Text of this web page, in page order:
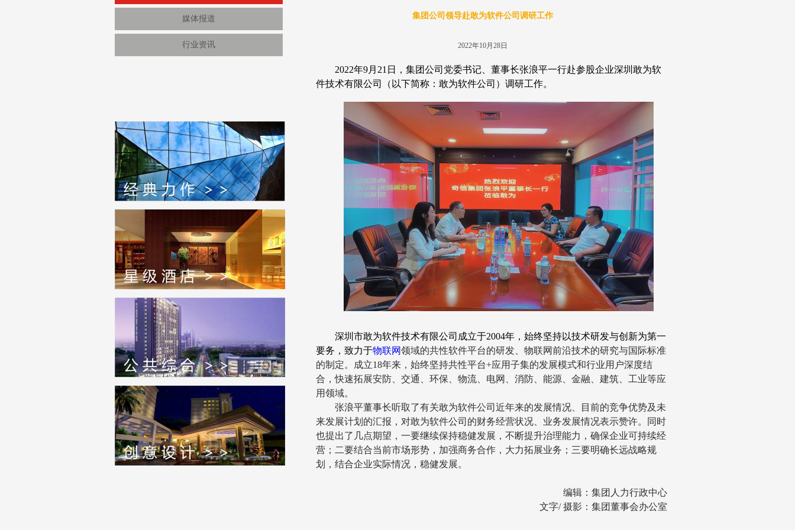
媒体报道
行业资讯
集团公司领导赴敢为软件公司调研工作
2022年10月28日
2022年9月 21 日，集团公司党委书记、董事长张浪平一行赴参股企业深圳敢为软
件技术有限公司（以下简称：敢为软件公司）调研工作。
深圳市敢为软件技术有限公司成立于2004年，始终坚持以技术研发与创新为第一
要务，致力于物联网领域的共性软件平台的研发、物联网前沿技术的研究与国际标准
的制定。成立18年来，始终坚持共性平台+应用子集的发展模式和行业用户深度结
合，快速拓展安防、交通、环保、物流、电网、消防、能源、金融、建筑、工业等应
用领域。
张浪平董事长听取了有关敢为软件公司近年来的发展情况、目前的竞争优势及未
来发展计划的汇报，对敢为软件公司的财务经营状况、业务发展情况表示赞许。同时
也提出了几点期望，一要继续保持稳健发展，不断提升治理能力，确保企业可持续经
营；二要结合当前市场形势，加强商务合作，大力拓展业务；三要明确长远战略规
划，结合企业实际情况，稳健发展。
编辑：集团人力行政中心
文字/摄影：集团董事会办公室